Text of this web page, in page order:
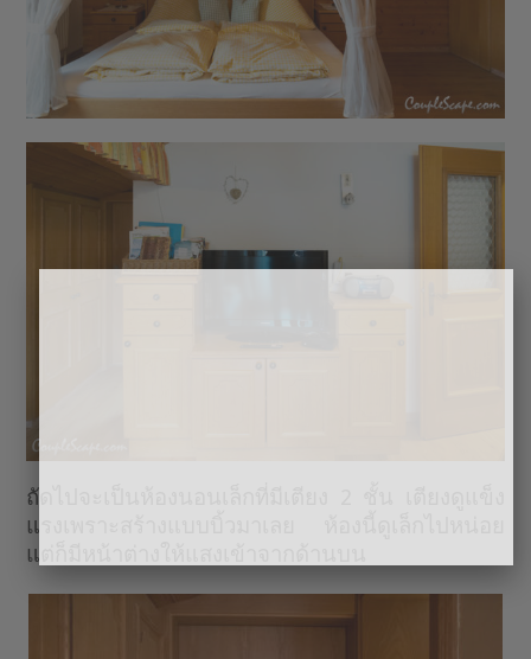
ถัดไปจะเป็นห้องนอนเล็กที่มีเตียง 2 ชั้น เตียงดูแข็ง
แรงเพราะสร้างแบบบิ้วมาเลย ห้องนี้ดูเล็กไปหน่อย
แต่ก็มีหน้าต่างให้แสงเข้าจากด้านบน